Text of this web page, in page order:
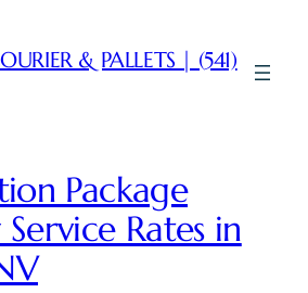
& PALLETS | (541)
Package
Rates in